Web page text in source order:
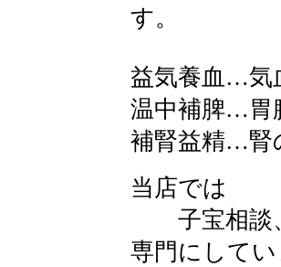
す。
益気養血…気
温中補脾…胃
補腎益精…腎
当店では
子宝相談
専門にして